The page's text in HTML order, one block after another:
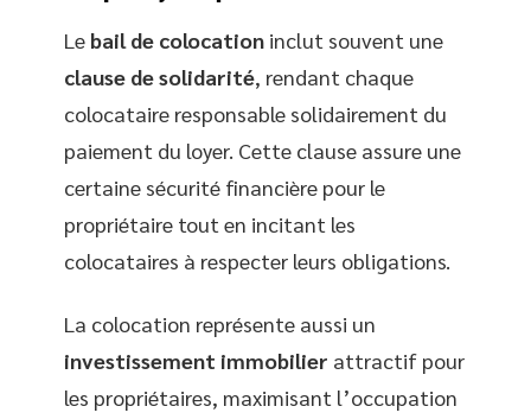
Le bail de colocation inclut souvent une
clause de solidarité, rendant chaque
colocataire responsable solidairement du
paiement du loyer. Cette clause assure une
certaine sécurité financière pour le
propriétaire tout en incitant les
colocataires à respecter leurs obligations.
La colocation représente aussi un
investissement immobilier attractif pour
les propriétaires, maximisant l’occupation